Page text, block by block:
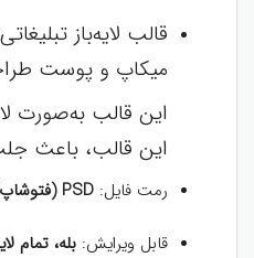
قالب لایه‌باز
میکاپ و پوست
این قالب به‌صورت
این قالب، باعث
رمت فایل: PSD (فتوشاپ)
قابل ویرایش: بله، تمام